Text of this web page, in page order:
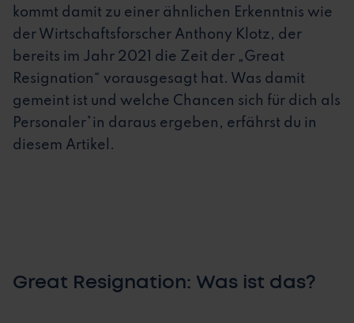
kommt damit zu einer ähnlichen Erkenntnis wie
der Wirtschaftsforscher Anthony Klotz, der
bereits im Jahr 2021 die Zeit der „Great
Resignation“ vorausgesagt hat. Was damit
gemeint ist und welche Chancen sich für dich als
Personaler*in daraus ergeben, erfährst du in
diesem Artikel.
Great Resignation: Was ist das?